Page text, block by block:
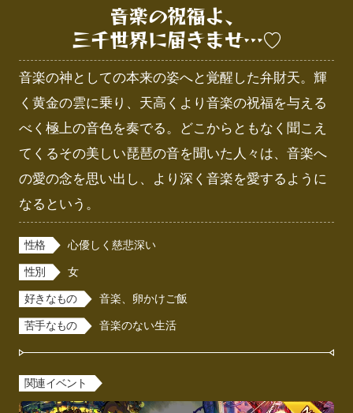
音楽の祝福よ、
三千世界に届きませ…♡
音楽の神としての本来の姿へと覚醒した弁財天。輝
く黄金の雲に乗り、天高くより音楽の祝福を与える
べく極上の音色を奏でる。どこからともなく聞こえ
てくるその美しい琵琶の音を聞いた人々は、音楽へ
の愛の念を思い出し、より深く音楽を愛するように
なるという。
性格 心優しく慈悲深い
性別 女
好きなもの 音楽、卵かけご飯
苦手なもの 音楽のない生活
関連イベント